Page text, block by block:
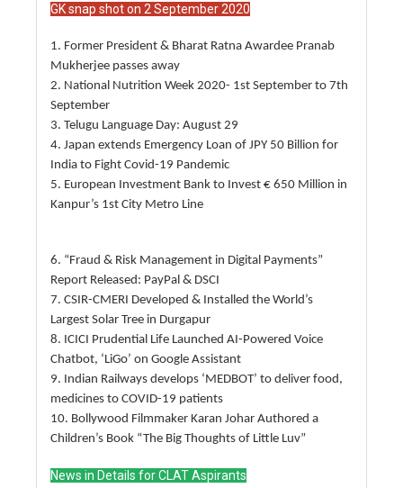
GK snap shot on 2 September 2020
1. Former President & Bharat Ratna Awardee Pranab
Mukherjee passes away
2. National Nutrition Week 2020- 1st September to 7th
September
3. Telugu Language Day: August 29
4. Japan extends Emergency Loan of JPY 50 Billion for
India to Fight Covid-19 Pandemic
5. European Investment Bank to Invest € 650 Million in
Kanpur’s 1st City Metro Line
6. “Fraud & Risk Management in Digital Payments”
Report Released: PayPal & DSCI
7. CSIR-CMERI Developed & Installed the World’s
Largest Solar Tree in Durgapur
8. ICICI Prudential Life Launched AI-Powered Voice
Chatbot, ‘LiGo’ on Google Assistant
9. Indian Railways develops ‘MEDBOT’ to deliver food,
medicines to COVID-19 patients
10. Bollywood Filmmaker Karan Johar Authored a
Children’s Book “The Big Thoughts of Little Luv”
News in Details for CLAT Aspirants